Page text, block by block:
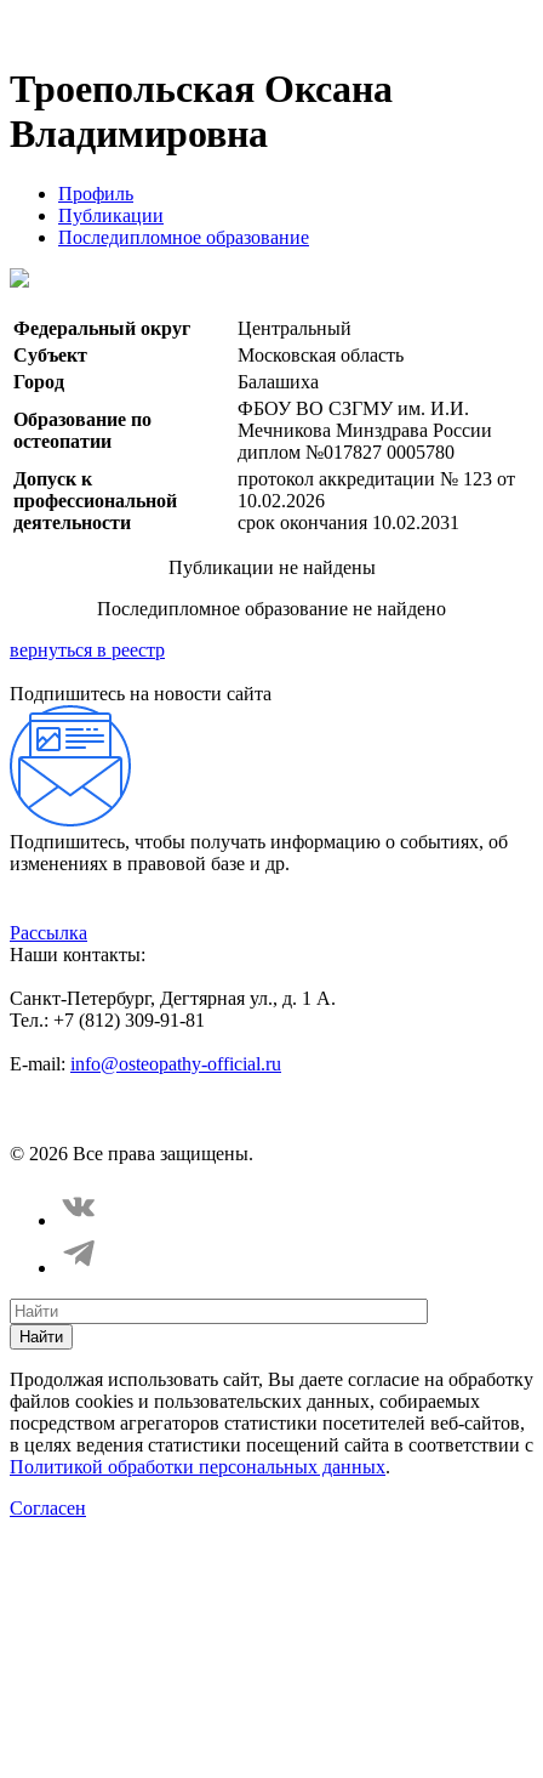
Троепольская Оксана
Владимировна
Профиль
Публикации
Последипломное образование
Федеральный округ
Центральный
Субъект
Московская область
Город
Балашиха
Образование по
остеопатии
ФБОУ ВО СЗГМУ им. И.И.
Мечникова Минздрава России
диплом №017827 0005780
Допуск к
профессиональной
деятельности
протокол аккредитации № 123 от
10.02.2026
срок окончания 10.02.2031
Публикации не найдены
Последипломное образование не найдено
вернуться в реестр
Подпишитесь на новости сайта
Подпишитесь, чтобы получать информацию о событиях, об
изменениях в правовой базе и др.
Рассылка
Наши контакты:
Санкт-Петербург, Дегтярная ул., д. 1 А.
Тел.: +7 (812) 309-91-81
E-mail: info@osteopathy-official.ru
© 2026 Все права защищены.
Найти
Продолжая использовать сайт, Вы даете согласие на обработку
файлов cookies и пользовательских данных, собираемых
посредством агрегаторов статистики посетителей веб-сайтов,
в целях ведения статистики посещений сайта в соответствии с
Политикой обработки персональных данных.
Согласен